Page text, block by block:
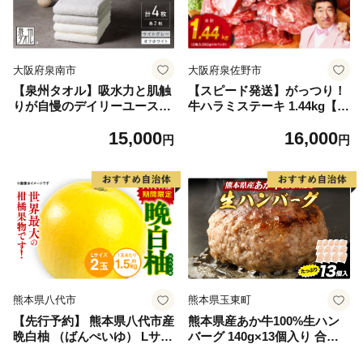
大阪府泉南市
【泉州タオル】吸水力と肌触
りが自慢のデイリーユースバ
トグレー 4枚【配送不可地
15,000円
大阪府泉佐野市
【スピード発送】がっつり！
牛ハラミステーキ 1.44kg【氷
g×4パック 牛肉 すてーき 焼
16,000円
熊本県八代市
【先行予約】 熊本県八代市産
晩白柚 （ばんぺいゆ） Lサイ
熊本県玉東町
熊本県産あか牛100%生ハン
バーグ 140g×13個入り 合計1